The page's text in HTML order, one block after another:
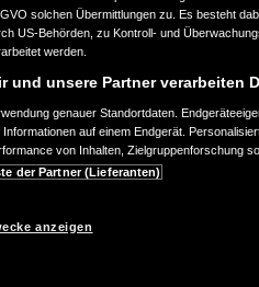
solchen Übermittlungen zu. Es besteht
US-Behörden, zu Kontroll- und
werden.
und unsere Partner verarbeiten
genauer Standortdaten.
Informationen auf einem Endgerät.
von Inhalten, Zielgruppenforschung
der Partner (Lieferanten)
anzeigen